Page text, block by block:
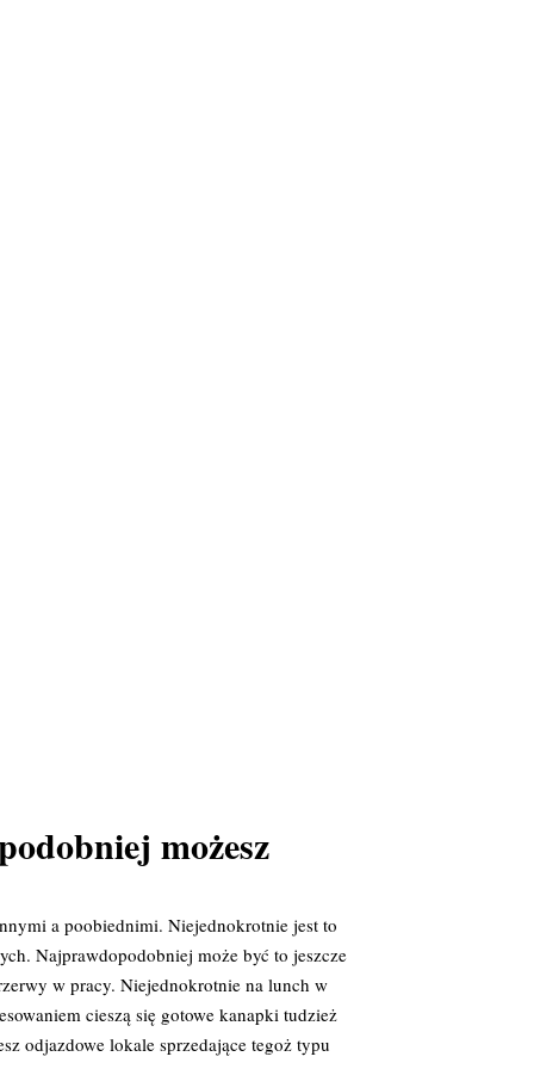
możesz
a poobiednimi. Niejednokrotnie jest to
Najprawdopodobniej może być to jeszcze
w pracy. Niejednokrotnie na lunch w
cieszą się gotowe kanapki tudzież
odjazdowe lokale sprzedające tegoż typu